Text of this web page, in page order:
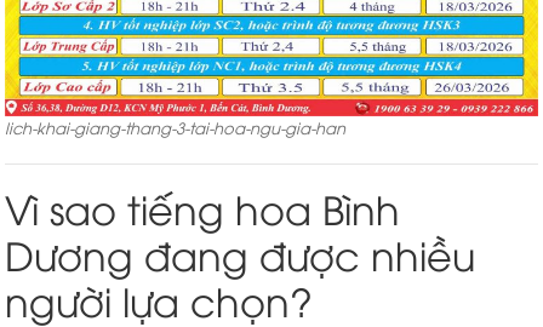
lich-khai-giang-thang-3-tai-hoa-ngu-gia-han
Vì sao tiếng hoa Bình
Dương đang được nhiều
người lựa chọn?